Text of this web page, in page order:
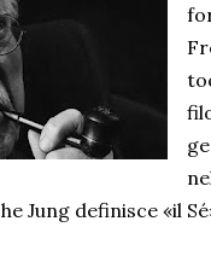
Jung definisce «il